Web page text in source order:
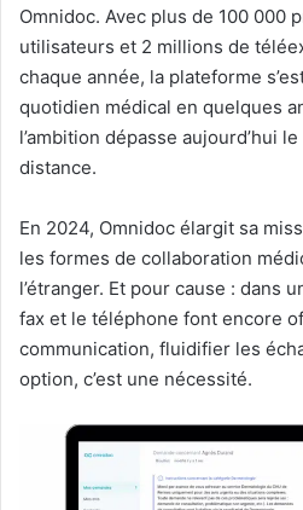
Omnidoc. Avec plus de 100 000
utilisateurs et 2 millions de
chaque année, la plateforme
quotidien médical en quelques
l’ambition dépasse aujourd’hui
distance.
En 2024, Omnidoc élargit sa
les formes de collaboration
l’étranger. Et pour cause : dans
fax et le téléphone font encore
communication, fluidifier les
option, c’est une nécessité.